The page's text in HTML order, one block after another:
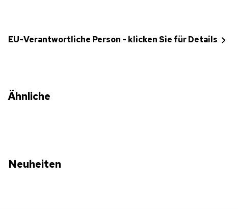
EU-Verantwortliche Person - klicken Sie für Details
Ähnliche
Neuheiten